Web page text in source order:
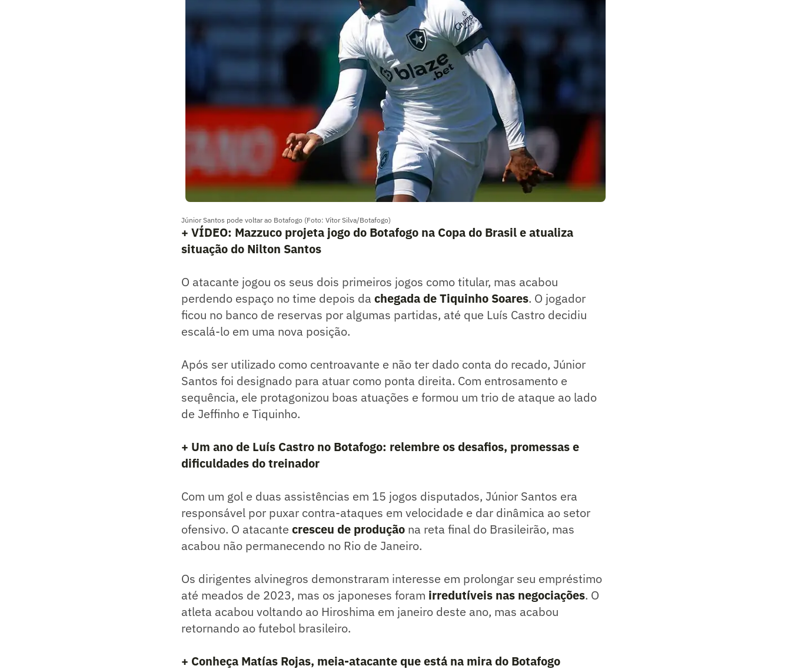
Júnior Santos pode voltar ao Botafogo (Foto: Vítor Silva/Botafogo)
+ VÍDEO: Mazzuco projeta jogo do Botafogo na Copa do Brasil e atualiza
situação do Nilton Santos
O atacante jogou os seus dois primeiros jogos como titular, mas acabou
perdendo espaço no time depois da chegada de Tiquinho Soares. O jogador
ficou no banco de reservas por algumas partidas, até que Luís Castro decidiu
escalá-lo em uma nova posição.
Após ser utilizado como centroavante e não ter dado conta do recado, Júnior
Santos foi designado para atuar como ponta direita. Com entrosamento e
sequência, ele protagonizou boas atuações e formou um trio de ataque ao lado
de Jeffinho e Tiquinho.
+ Um ano de Luís Castro no Botafogo: relembre os desafios, promessas e
dificuldades do treinador
Com um gol e duas assistências em 15 jogos disputados, Júnior Santos era
responsável por puxar contra-ataques em velocidade e dar dinâmica ao setor
ofensivo. O atacante cresceu de produção na reta final do Brasileirão, mas
acabou não permanecendo no Rio de Janeiro.
Os dirigentes alvinegros demonstraram interesse em prolongar seu empréstimo
até meados de 2023, mas os japoneses foram irredutíveis nas negociações. O
atleta acabou voltando ao Hiroshima em janeiro deste ano, mas acabou
retornando ao futebol brasileiro.
+ Conheça Matías Rojas, meia-atacante que está na mira do Botafogo